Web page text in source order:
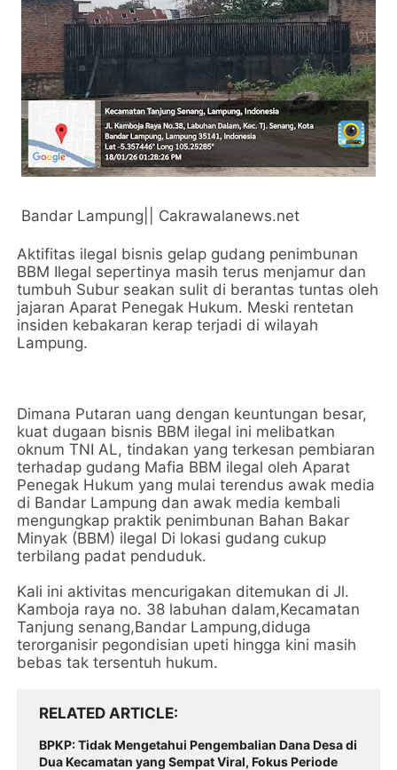
Bandar Lampung|| Cakrawalanews.net
Aktifitas ilegal bisnis gelap gudang penimbunan
BBM Ilegal sepertinya masih terus menjamur dan
tumbuh Subur seakan sulit di berantas tuntas oleh
jajaran Aparat Penegak Hukum. Meski rentetan
insiden kebakaran kerap terjadi di wilayah
Lampung.
Dimana Putaran uang dengan keuntungan besar,
kuat dugaan bisnis BBM ilegal ini melibatkan
oknum TNI AL, tindakan yang terkesan pembiaran
terhadap gudang Mafia BBM ilegal oleh Aparat
Penegak Hukum yang mulai terendus awak media
di Bandar Lampung dan awak media kembali
mengungkap praktik penimbunan Bahan Bakar
Minyak (BBM) ilegal Di lokasi gudang cukup
terbilang padat penduduk.
Kali ini aktivitas mencurigakan ditemukan di Jl.
Kamboja raya no. 38 labuhan dalam,Kecamatan
Tanjung senang,Bandar Lampung,diduga
terorganisir pegondisian upeti hingga kini masih
bebas tak tersentuh hukum.
RELATED ARTICLE
BPKP: Tidak Mengetahui Pengembalian Dana Desa di
Dua Kecamatan yang Sempat Viral, Fokus Periode